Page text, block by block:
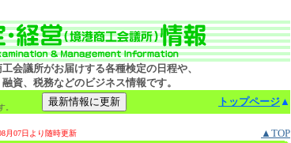
会議所がお届けする各種検定の日程や、
資、税務などのビジネス情報です。
。
トップページ▲
月07日より随時更新 ▲TOP